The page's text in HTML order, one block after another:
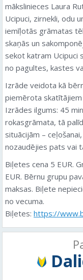
mākslinieces Laura
Ucipuci, zirnekli, odu
iemīļotās grāmatas
skaņās un
sekot katram Ucipuci
no pagultes, kastes
Izrāde veidota kā
piemērota
Izrādes ilgums: 45
rokasgrāmata, tā
situācijām –
nozaudējies pats vai
Biļetes cena 5 EUR.
EUR. Bērnu grupu
maksas. Biļete
no vecuma.
Biļetes: https://